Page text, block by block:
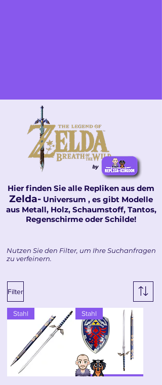
Hier finden Sie alle Repliken aus dem
Zelda- Universum , es gibt Modelle
aus Metall, Holz, Schaumstoff, Tantos,
Regenschirme oder Schilde!
Nutzen Sie den Filter, um Ihre Suchanfragen
zu verfeinern.
Filter
Stahl Stahl